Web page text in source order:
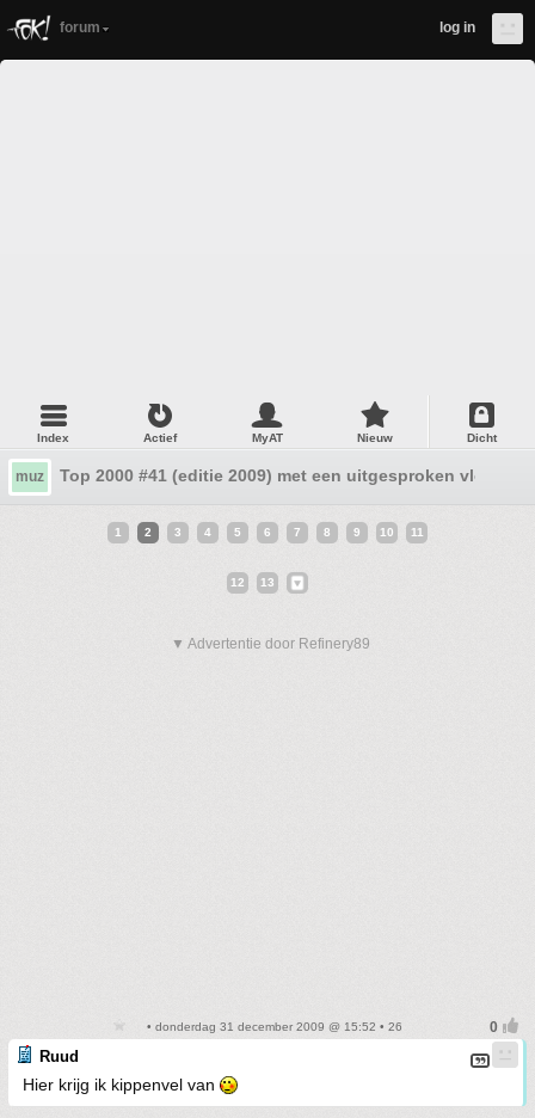
forum log in
Index Actief MyAT Nieuw Dicht
muz Top 2000 #41 (editie 2009) met een uitgesproken vloek
1 2 3 4 5 6 7 8 9 10 11
12 13
▼ Advertentie door Refinery89
• donderdag 31 december 2009 @ 15:52 • 26
Ruud
Hier krijg ik kippenvel van